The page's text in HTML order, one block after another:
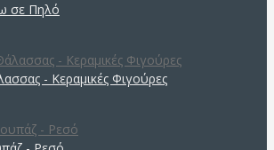
σε Πηλό
- Κεραμικές Φιγούρες